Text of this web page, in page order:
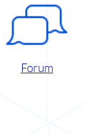
Forum